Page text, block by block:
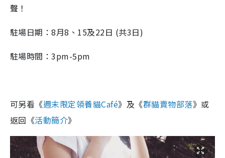
聲！
駐場日期：8月8、15及22日 (共3日)
駐場時間：3pm-5pm
可另看《週末限定領養貓Café》及《群貓賣物部落》或
返回《活動簡介》